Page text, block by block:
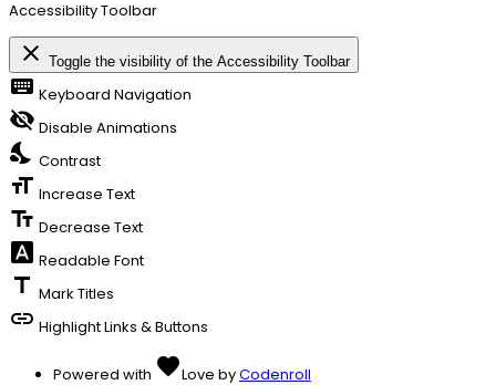
Accessibility Toolbar
close Toggle the visibility of the Accessibility Toolbar
keyboard Keyboard Navigation
visibility_off Disable Animations
nights_stay Contrast
format_size Increase Text
text_fields Decrease Text
font_download Readable Font
title Mark Titles
link Highlight Links & Buttons
Powered with favoriteLove byCodenroll